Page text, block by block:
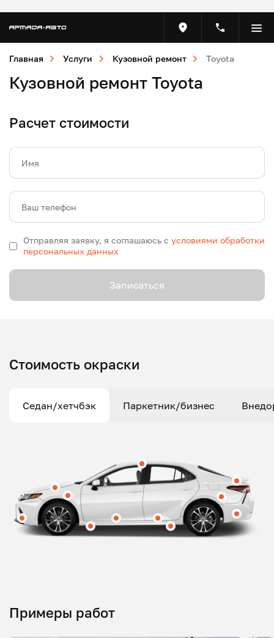
Главная Услуги Кузовной ремонт Toyota
Кузовной ремонт Toyota
Расчет стоимости
Имя
Ваш телефон
Отправляя заявку, я соглашаюсь с условиями обработки
персональных данных
Записаться
Стоимость окраски
Седан/хетчбэк Паркетник/бизнес
Примеры работ